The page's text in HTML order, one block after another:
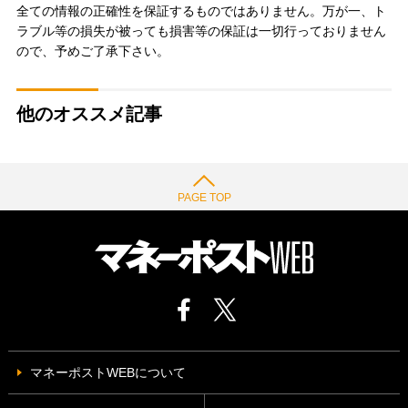
全ての情報の正確性を保証するものではありません。万が一、ト
ラブル等の損失が被っても損害等の保証は一切行っておりません
ので、予めご了承下さい。
他のオススメ記事
PAGE TOP
マネーポストWEBについて